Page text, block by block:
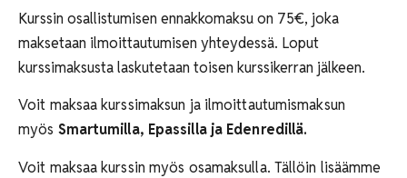
Kurssin osallistumisen ennakkomaksu on 75€, joka
maksetaan ilmoittautumisen yhteydessä. Loput
kurssimaksusta laskutetaan toisen kurssikerran jälkeen.
Voit maksaa kurssimaksun ja ilmoittautumismaksun
myös Smartumilla, Epassilla ja Edenredillä.
Voit maksaa kurssin myös osamaksulla. Tällöin lisäämme